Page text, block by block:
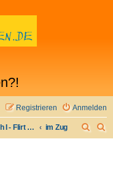
Anmelden
Registrieren
Suchbereich I - Flirt verloren- Flirt wiederfinden im Zug